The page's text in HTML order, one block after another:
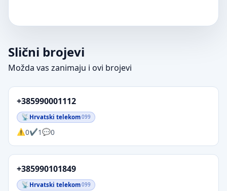
Slični brojevi
Možda vas zanimaju i ovi brojevi
+385990001112
Hrvatski telekom099
0 1 0
+385990101849
Hrvatski telekom099